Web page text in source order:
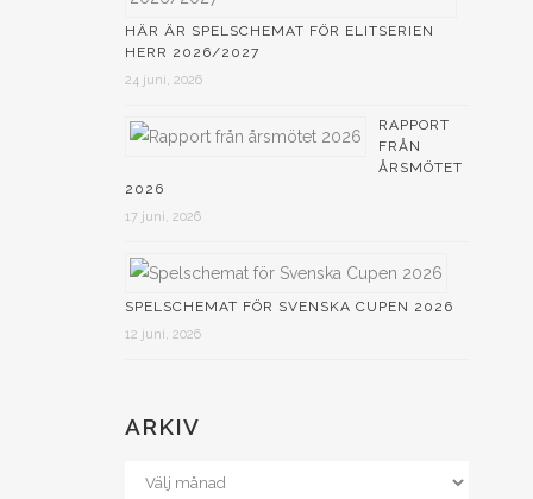
HÄR ÄR SPELSCHEMAT FÖR ELITSERIEN
HERR 2026/2027
24 juni, 2026
RAPPORT
FRÅN
ÅRSMÖTET
2026
17 juni, 2026
SPELSCHEMAT FÖR SVENSKA CUPEN 2026
12 juni, 2026
ARKIV